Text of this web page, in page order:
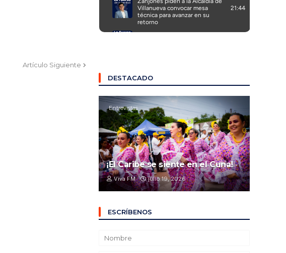
Artículo Siguiente
DESTACADO
Entrevistas
¡El Caribe se siente en el Cuna!
Viva FM julio 19, 2026
ESCRÍBENOS